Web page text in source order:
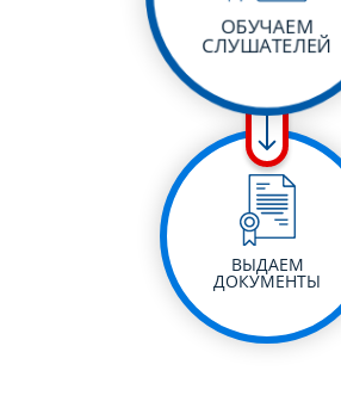
ОБУЧАЕМ
СЛУШАТЕЛЕЙ
ВЫДАЕМ
ДОКУМЕНТЫ